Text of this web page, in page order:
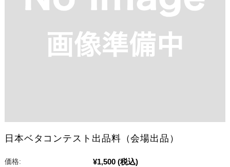
日本ベタコンテスト出品料（会場出品）
価格: ¥1,500 (税込)